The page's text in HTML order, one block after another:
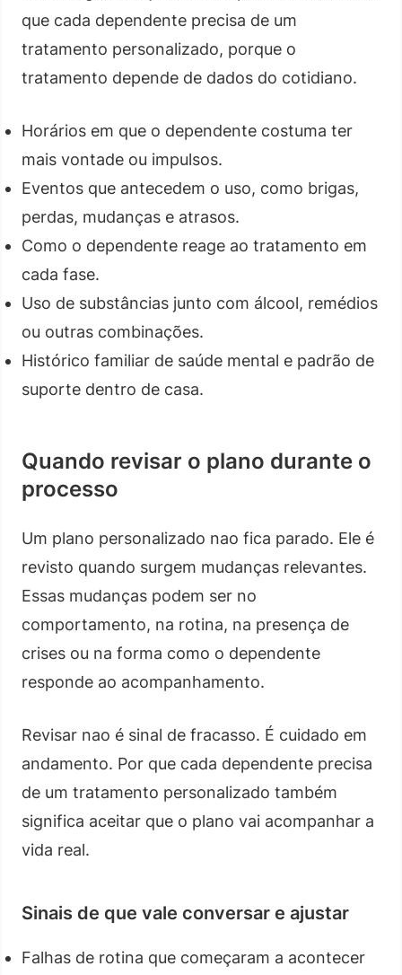
que cada dependente precisa de um
tratamento personalizado, porque o
tratamento depende de dados do cotidiano.
Horários em que o dependente costuma ter
mais vontade ou impulsos.
Eventos que antecedem o uso, como brigas,
perdas, mudanças e atrasos.
Como o dependente reage ao tratamento em
cada fase.
Uso de substâncias junto com álcool, remédios
ou outras combinações.
Histórico familiar de saúde mental e padrão de
suporte dentro de casa.
Quando revisar o plano durante o
processo
Um plano personalizado nao fica parado. Ele é
revisto quando surgem mudanças relevantes.
Essas mudanças podem ser no
comportamento, na rotina, na presença de
crises ou na forma como o dependente
responde ao acompanhamento.
Revisar nao é sinal de fracasso. É cuidado em
andamento. Por que cada dependente precisa
de um tratamento personalizado também
significa aceitar que o plano vai acompanhar a
vida real.
Sinais de que vale conversar e ajustar
Falhas de rotina que começaram a acontecer